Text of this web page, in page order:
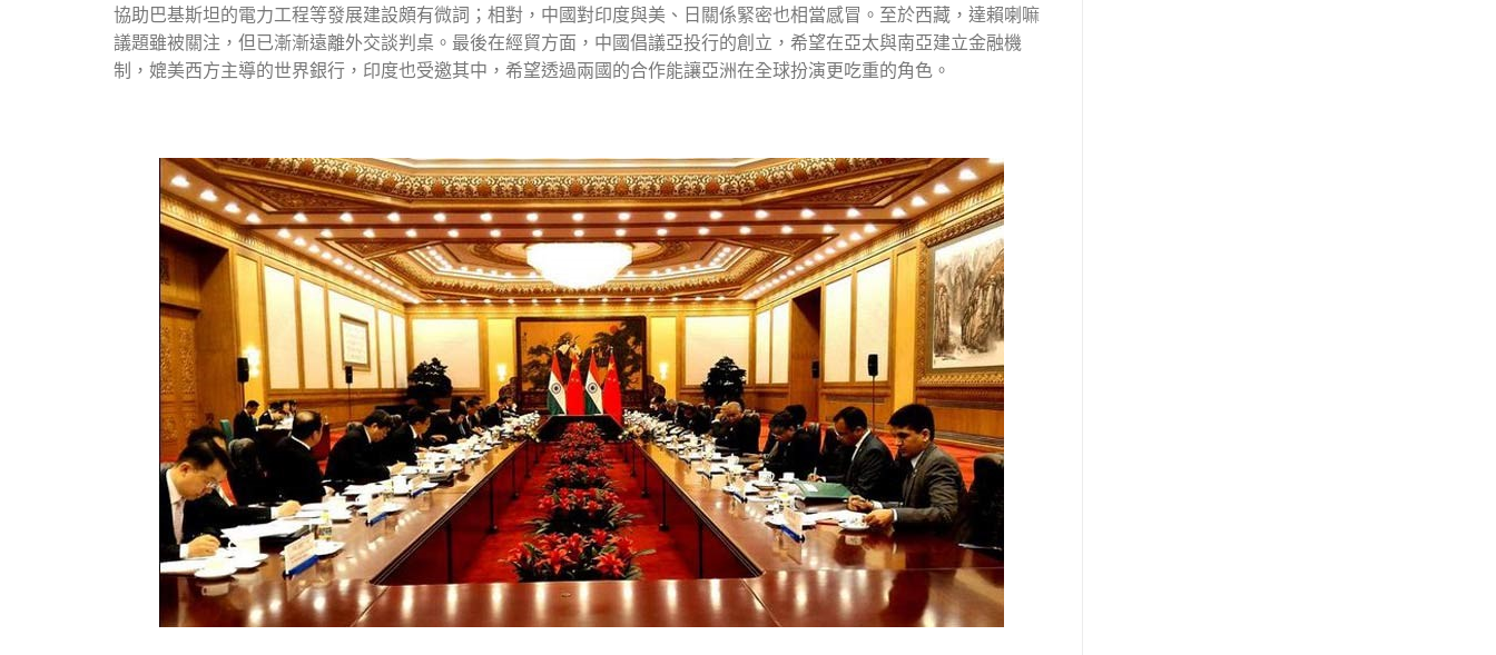
協助巴基斯坦的電力工程等發展建設頗有微詞；相對，中國對印度與美、日關係緊密也相當感冒。至於西藏，達賴喇嘛
議題雖被關注，但已漸漸遠離外交談判桌。最後在經貿方面，中國倡議亞投行的創立，希望在亞太與南亞建立金融機
制，媲美西方主導的世界銀行，印度也受邀其中，希望透過兩國的合作能讓亞洲在全球扮演更吃重的角色。